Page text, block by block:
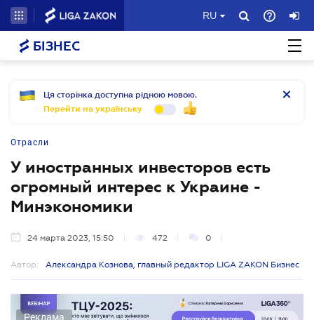
RU
БІЗНЕС
Ця сторінка доступна рідною мовою.
Перейти на українську
Отрасли
У иностранных инвесторов есть
огромный интерес к Украине -
Минэкономики
24 марта 2023, 15:50 472 0
Автор: Александра Кознова, главный редактор LIGA ZAKON Бизнес
Реклама